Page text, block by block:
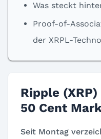
Was steckt
Proof-of-
der XRPL-
Ripple
50 Cent
Seit Montag